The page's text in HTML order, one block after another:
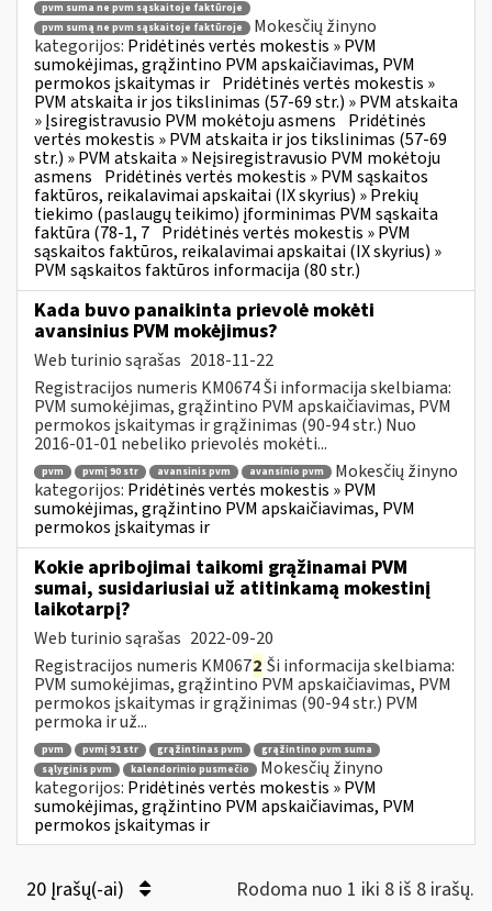
pvm suma ne pvm sąskaitoje faktūroje
pvm sumą ne pvm sąskaitoje faktūroje
Mokesčių žinyno
kategorijos: Pridėtinės vertės mokestis » PVM
sumokėjimas, grąžintino PVM apskaičiavimas, PVM
permokos įskaitymas ir Pridėtinės vertės mokestis »
PVM atskaita ir jos tikslinimas (57-69 str.) » PVM atskaita
» Įsiregistravusio PVM mokėtoju asmens Pridėtinės
vertės mokestis » PVM atskaita ir jos tikslinimas (57-69
str.) » PVM atskaita » Neįsiregistravusio PVM mokėtoju
asmens Pridėtinės vertės mokestis » PVM sąskaitos
faktūros, reikalavimai apskaitai (IX skyrius) » Prekių
tiekimo (paslaugų teikimo) įforminimas PVM sąskaita
faktūra (78-1, 7 Pridėtinės vertės mokestis » PVM
sąskaitos faktūros, reikalavimai apskaitai (IX skyrius) »
PVM sąskaitos faktūros informacija (80 str.)
Kada buvo panaikinta prievolė mokėti
avansinius PVM mokėjimus?
Web turinio sąrašas 2018-11-22
Registracijos numeris KM0674 Ši informacija skelbiama:
PVM sumokėjimas, grąžintino PVM apskaičiavimas, PVM
permokos įskaitymas ir grąžinimas (90-94 str.) Nuo
2016-01-01 nebeliko prievolės mokėti...
pvm pvmį 90 str avansinis pvm avansinio pvm
Mokesčių žinyno
kategorijos: Pridėtinės vertės mokestis » PVM
sumokėjimas, grąžintino PVM apskaičiavimas, PVM
permokos įskaitymas ir
Kokie apribojimai taikomi grąžinamai PVM
sumai, susidariusiai už atitinkamą mokestinį
laikotarpį?
Web turinio sąrašas 2022-09-20
Registracijos numeris KM0672 Ši informacija skelbiama:
PVM sumokėjimas, grąžintino PVM apskaičiavimas, PVM
permokos įskaitymas ir grąžinimas (90-94 str.) PVM
permoka ir už...
pvm pvmį 91 str grąžintinas pvm
grąžintino pvm suma
sąlyginis pvm
kalendorinio pusmečio
Mokesčių žinyno
kategorijos: Pridėtinės vertės mokestis » PVM
sumokėjimas, grąžintino PVM apskaičiavimas, PVM
permokos įskaitymas ir
20 Įrašų(-ai) Rodoma nuo 1 iki 8 iš 8 irašų.